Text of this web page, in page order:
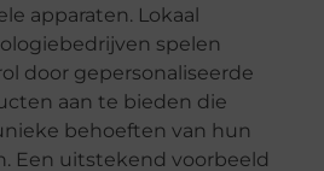
apparaten. Lokaal
spelen
door gepersonaliseerde
aan te bieden die
behoeften van hun
Een uitstekend voorbeeld